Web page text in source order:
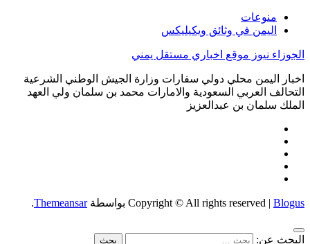
منوعات
اليمن في وثائق ويكيليكس
الجوزاء نيوز موقع اخباري مستقل يمني
اخبار اليمن محلي دولي سفارات وزارة الجيش الوطني الشرعية
التحالف العربي السعودية والامارات محمد بن سلمان ولي العهد
الملك سلمان بن عبدالعزيز
Copyright © All rights reserved Blogus بواسطةThemeansar
.
البحث عن: